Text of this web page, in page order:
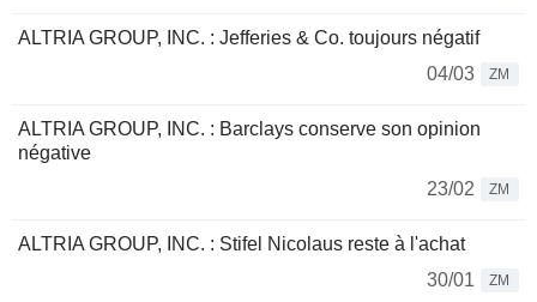
ALTRIA GROUP, INC. : Jefferies & Co. toujours négatif
04/03
ZM
ALTRIA GROUP, INC. : Barclays conserve son opinion
négative
23/02
ZM
ALTRIA GROUP, INC. : Stifel Nicolaus reste à l'achat
30/01
ZM